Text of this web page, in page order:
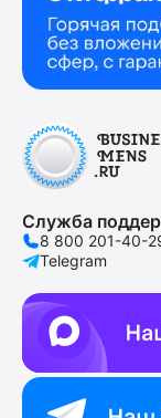
Служба
8 800 201-40-
Telegram